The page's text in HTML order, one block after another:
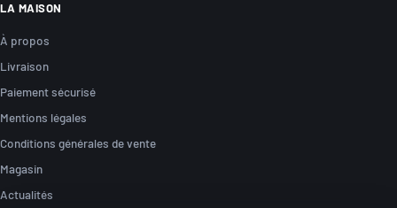
LA MAISON
À propos
Livraison
Paiement sécurisé
Mentions légales
Conditions générales de vente
Magasin
Actualités